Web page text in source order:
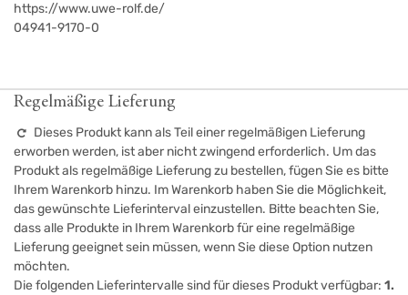
https://www.uwe-rolf.de/
04941-9170-0
Regelmäßige Lieferung
Dieses Produkt kann als Teil einer regelmäßigen Lieferung
erworben werden, ist aber nicht zwingend erforderlich. Um das
Produkt als regelmäßige Lieferung zu bestellen, fügen Sie es bitte
Ihrem Warenkorb hinzu. Im Warenkorb haben Sie die Möglichkeit,
das gewünschte Lieferinterval einzustellen. Bitte beachten Sie,
dass alle Produkte in Ihrem Warenkorb für eine regelmäßige
Lieferung geeignet sein müssen, wenn Sie diese Option nutzen
möchten.
Die folgenden Lieferintervalle sind für dieses Produkt verfügbar: 1.